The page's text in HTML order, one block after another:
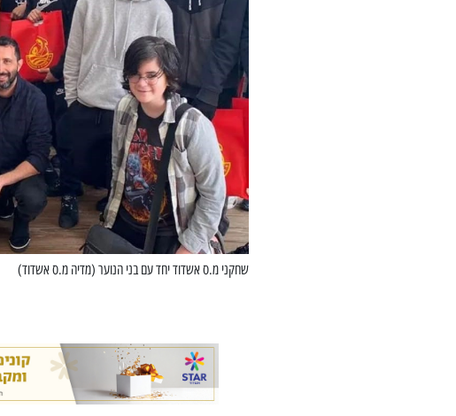
שחקני מ.ס אשדוד יחד עם בני הנוער (מדיה מ.ס אשדוד)